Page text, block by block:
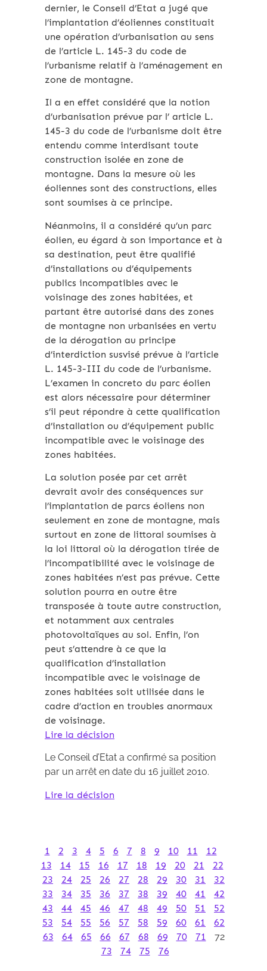
dernier, le Conseil d’Etat a jugé que
l’implantation d’éoliennes constituait
une opération d’urbanisation au sens
de l’article L. 145-3 du code de
l’urbanisme relatif à l’aménagement en
zone de montagne.
Il a en effet considéré que la notion
d’urbanisation prévue par l’ article L.
145-3 du code de l’urbanisme doit être
entendu comme interdisant toute
construction isolée en zone de
montagne. Dans la mesure où les
éoliennes sont des constructions, elles
sont soumises à ce principe.
Néanmoins, il a considéré qu’un parc
éolien, eu égard à son importance et à
sa destination, peut être qualifié
d’installations ou d’équipements
publics incompatibles avec le
voisinage des zones habitées, et
partant être autorisé dans des zones
de montagne non urbanisées en vertu
de la dérogation au principe
d’interdiction susvisé prévue à l’article
L. 145-3-III du code de l’urbanisme.
L’examen in concreto du parc éolien
est alors nécessaire pour déterminer
s’il peut répondre à cette qualification
d’installation ou d’équipement public
incompatible avec le voisinage des
zones habitées.
La solution posée par cet arrêt
devrait avoir des conséquences sur
l’implantation de parcs éoliens non
seulement en zone de montagne, mais
surtout en zone de littoral soumises à
la loi littoral où la dérogation tirée de
l’incompatibilité avec le voisinage de
zones habitées n’est pas prévue. Cette
solution pourra en outre être
transposée à toute autre construction,
et notamment aux centrales
photovoltaïques au sol. Enfin, l’on
peut s’attendre à ce que la
qualification d’installation
incompatible avec le voisinage de
zones habitées soit utilisée dans le
cadre d’action en troubles anormaux
de voisinage.
Lire la décision
Le Conseil d’Etat a confirmé sa position
par un arrêt en date du 16 juillet 2010.
Lire la décision
1 2 3 4 5 6 7 8 9 10 11
12
13
14 15 16 17 18 19 20 21
22
23
24 25 26 27 28 29 30 31
32
33
34 35 36 37 38 39 40 41
42
43
44 45 46 47 48 49 50 51
52
53
54 55 56 57 58 59 60 61
62
63
64 65 66 67 68 69 70 71
72
73
74 75 76